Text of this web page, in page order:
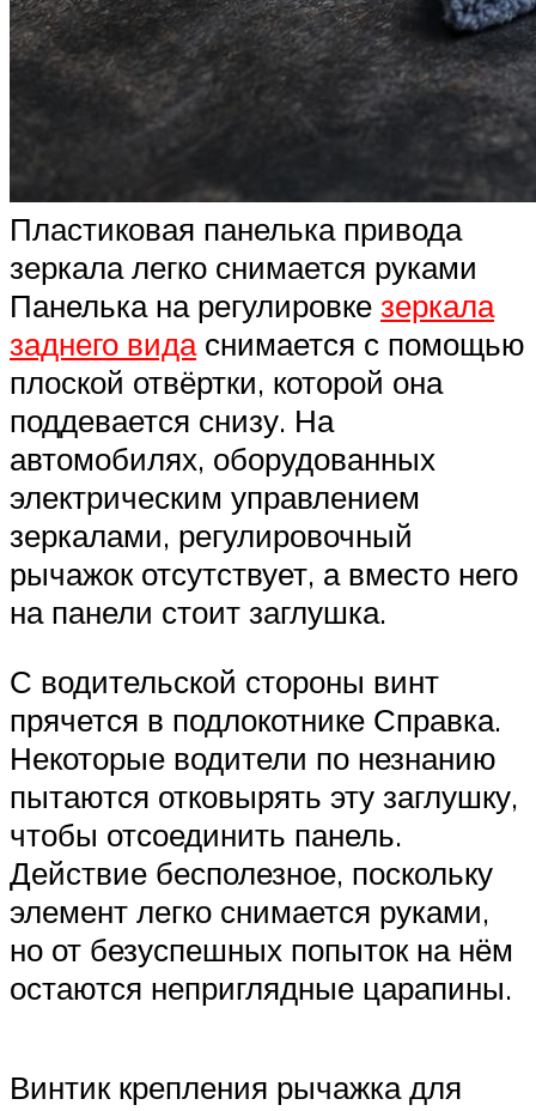
Пластиковая панелька привода
зеркала легко снимается руками
Панелька на регулировке зеркала
заднего видаснимается с помощью
плоской отвёртки, которой она
поддевается снизу. На
автомобилях, оборудованных
электрическим управлением
зеркалами, регулировочный
рычажок отсутствует, а вместо него
на панели стоит заглушка.
С водительской стороны винт
прячется в подлокотнике Справка.
Некоторые водители по незнанию
пытаются отковырять эту заглушку,
чтобы отсоединить панель.
Действие бесполезное, поскольку
элемент легко снимается руками,
но от безуспешных попыток на нём
остаются неприглядные царапины.
Винтик крепления рычажка для